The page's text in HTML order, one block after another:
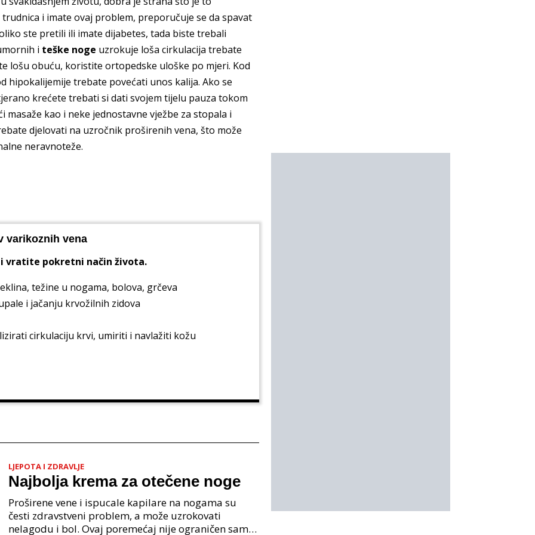
i imate ovaj problem, preporučuje se da spavat
ste pretili ili imate dijabetes, tada biste trebali
i teške noge uzrokuje loša cirkulacija trebate
lošu obuću, koristite ortopedske uloške po mjeri. Kod
hipokalijemije trebate povećati unos kalija. Ako se
krećete trebati si dati svojem tijelu pauza tokom
kao i neke jednostavne vježbe za stopala i
djelovati na uzročnik proširenih vena, što može
neravnoteže.
varikoznih vena
vratite pokretni način života.
težine u nogama, bolova, grčeva
i jačanju krvožilnih zidova
cirkulaciju krvi, umiriti i navlažiti kožu
LJEPOTA I ZDRAVLJE
Najbolja krema za otečene noge
Proširene vene i ispucale kapilare na nogama su
česti zdravstveni problem, a može uzrokovati
nelagodu i bol. Ovaj poremećaj nije ograničen samo